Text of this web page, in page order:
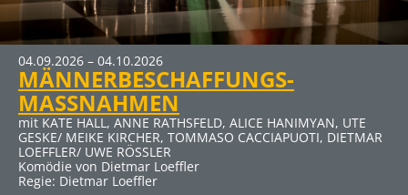
04.09.2026 – 04.10.2026
MÄNNERBESCHAFFUNGS-
MASSNAHMEN
mit KATE HALL, ANNE RATHSFELD, ALICE HANIMYAN, UTE
GESKE/ MEIKE KIRCHER, TOMMASO CACCIAPUOTI, DIETMAR
LOEFFLER/ UWE RÖSSLER
Komödie von Dietmar Loeffler
Regie: Dietmar Loeffler